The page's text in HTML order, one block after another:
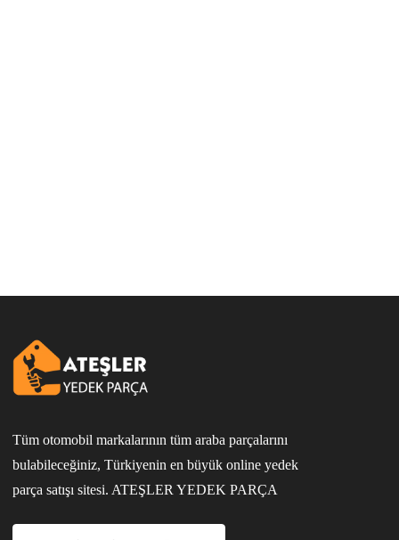
Tüm otomobil markalarının tüm araba parçalarını
bulabileceğiniz, Türkiyenin en büyük online yedek
parça satışı sitesi. ATEŞLER YEDEK PARÇA